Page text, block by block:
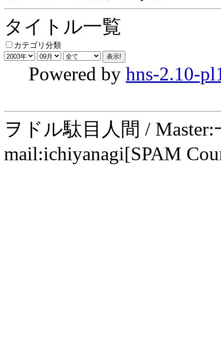
タイトル一覧
カテゴリ分類
Powered by hns-2.10-
ヲドル駄目人間 /
mail:ichiyanagi[SPAM